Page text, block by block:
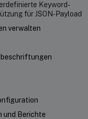
Keyword-
für JSON-Payload
verwalten
und Berichte